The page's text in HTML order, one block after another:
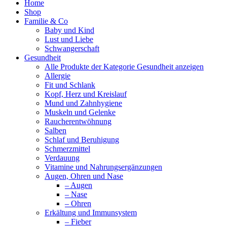
Home
Shop
Familie & Co
Baby und Kind
Lust und Liebe
Schwangerschaft
Gesundheit
Alle Produkte der Kategorie Gesundheit anzeigen
Allergie
Fit und Schlank
Kopf, Herz und Kreislauf
Mund und Zahnhygiene
Muskeln und Gelenke
Raucherentwöhnung
Salben
Schlaf und Beruhigung
Schmerzmittel
Verdauung
Vitamine und Nahrungsergänzungen
Augen, Ohren und Nase
– Augen
– Nase
– Ohren
Erkältung und Immunsystem
– Fieber